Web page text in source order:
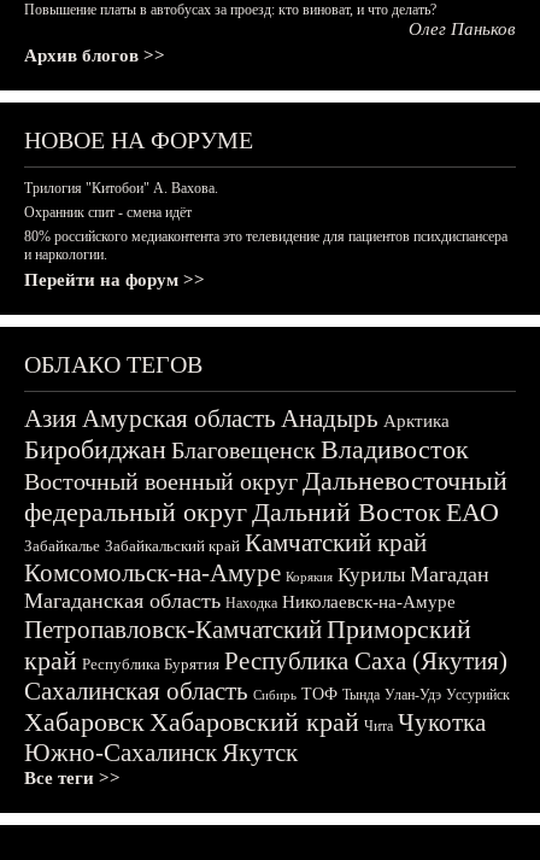
Повышение платы в автобусах за проезд: кто виноват, и что делать?
Олег Паньков
Архив блогов >>
НОВОЕ НА ФОРУМЕ
Трилогия "Китобои" А. Вахова.
Охранник спит - смена идёт
80% российского медиаконтента это телевидение для пациентов психдиспансера
и наркологии.
Перейти на форум >>
ОБЛАКО ТЕГОВ
АзияАмурская область Анадырь Арктика
БиробиджанБлаговещенскВладивосток
Восточный военный округДальневосточный
федеральный округДальний ВостокЕАО
Забайкалье Забайкальский край Камчатский край
Комсомольск-на-Амуре Корякия Курилы Магадан
Магаданская область Находка Николаевск-на-Амуре
Петропавловск-КамчатскийПриморский
край Республика Бурятия Республика Саха (Якутия)
Сахалинская область Сибирь ТОФ Тында Улан-Удэ Уссурийск
ХабаровскХабаровский край Чита Чукотка
Южно-СахалинскЯкутск
Все теги >>